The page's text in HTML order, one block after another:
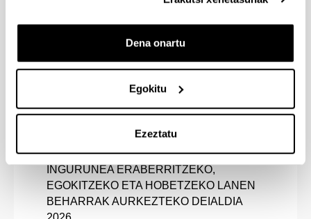
Dena onartu
Egokitu
Ezeztatu
AURKEZTEKO 2026. URTERAKO
DEIALDIA: 2026KO EKITALDIAN
ARABAKO CAMPUSEAN LANDA
PRAKTIKETARAKO DIRU LAGUNTZAK
ARABAKO CAMPUSEKO ERAIKINAK ETA
INGURUNEA ERABERRITZEKO,
EGOKITZEKO ETA HOBETZEKO LANEN
BEHARRAK AURKEZTEKO DEIALDIA